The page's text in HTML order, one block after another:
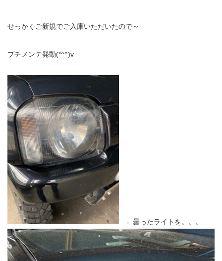
せっかくご新規でご入庫いただいたので～
プチメンテ発動(*^^)v
←曇ったライトを。。。